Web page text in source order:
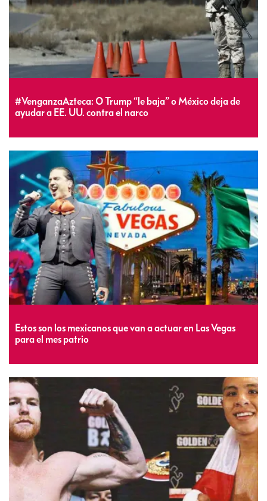
#VenganzaAzteca: O Trump “le baja” o México deja de
ayudar a EE. UU. contra el narco
Estos son los mexicanos que van a actuar en Las Vegas
para el mes patrio